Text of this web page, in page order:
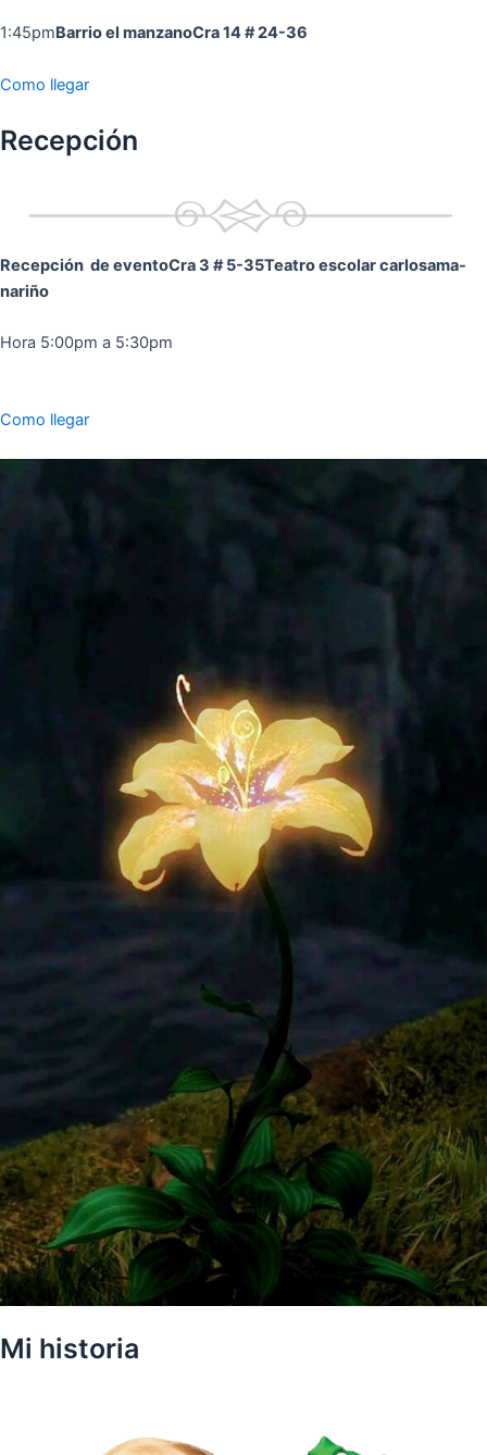
1:45pmBarrio el manzanoCra 14 # 24-36
Como llegar
Recepción
Recepción de eventoCra 3 # 5-35Teatro escolar carlosama-
nariño
Hora 5:00pm a 5:30pm
Como llegar
Mi historia